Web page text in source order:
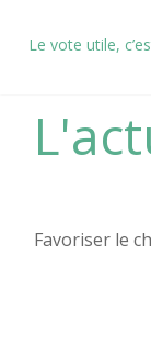
Le vote utile,
Le sas de
L’aventure Col-
La nouvelle
Notre
Favoriser le